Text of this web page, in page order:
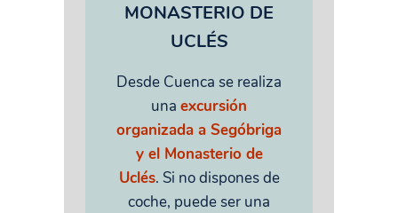
MONASTERIO DE
UCLÉS
Desde Cuenca se realiza
una excursión
organizada a Segóbriga
y el Monasterio de
Uclés. Si no dispones de
coche, puede ser una